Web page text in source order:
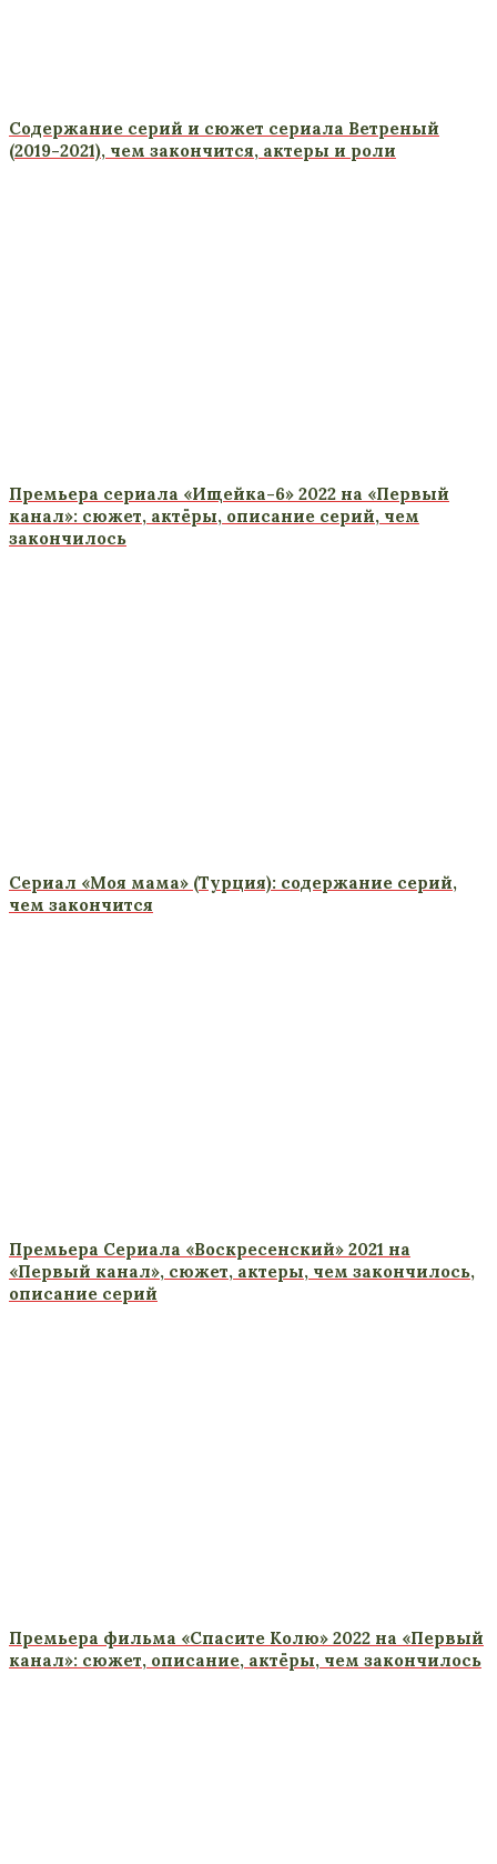
Содержание серий и сюжет сериала Ветреный
(2019-2021), чем закончится, актеры и роли
Премьера сериала «Ищейка-6» 2022 на «Первый
канал»: сюжет, актёры, описание серий, чем
закончилось
Сериал «Моя мама» (Турция): содержание серий,
чем закончится
Премьера Сериала «Воскресенский» 2021 на
«Первый канал», сюжет, актеры, чем закончилось,
описание серий
Премьера фильма «Спасите Колю» 2022 на «Первый
канал»: сюжет, описание, актёры, чем закончилось